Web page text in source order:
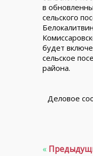
в
сельского
будет
сельское
района.
Деловое
«